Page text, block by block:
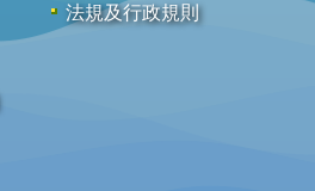
法規及行政規則